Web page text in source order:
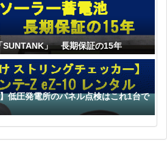
SUNTANK」 長期保証の15年
低圧発電所のパネル点検はこれ1台で